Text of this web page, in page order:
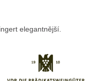
elegantnější.